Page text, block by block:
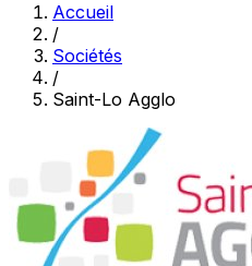
Accueil
/
Sociétés
/
Saint-Lo Agglo